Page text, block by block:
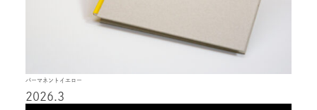
パーマネントイエロー
2026.3